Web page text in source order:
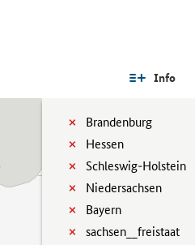
Info
Brandenburg
Hessen
Schleswig-Holstein
Niedersachsen
Bayern
sachsen__freistaat